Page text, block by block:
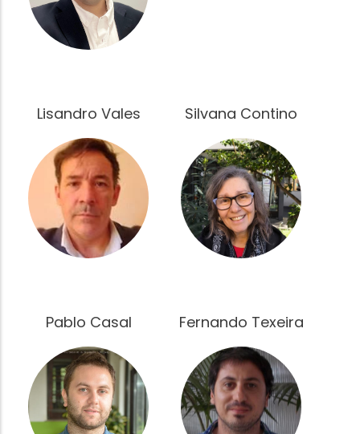
Lisandro Vales
Fotografía Silvana Contino
Fotografía
Pablo Casal
Fotografía Fernando Texeira
Fotografía